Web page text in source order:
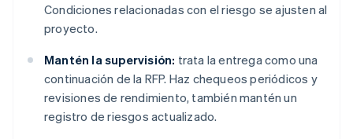
Condiciones relacionadas con el riesgo se ajusten al
proyecto.
Mantén la supervisión: trata la entrega como una
continuación de la RFP. Haz chequeos periódicos y
revisiones de rendimiento, también mantén un
registro de riesgos actualizado.